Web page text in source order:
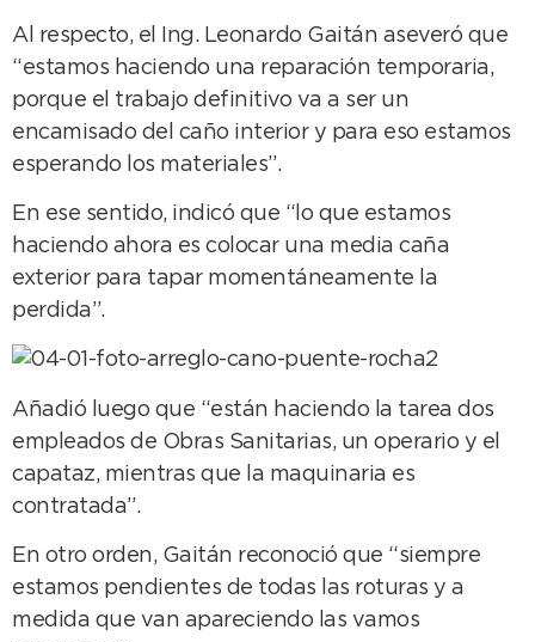
Al respecto, el Ing. Leonardo Gaitán aseveró que
“estamos haciendo una reparación temporaria,
porque el trabajo definitivo va a ser un
encamisado del caño interior y para eso estamos
esperando los materiales”.
En ese sentido, indicó que “lo que estamos
haciendo ahora es colocar una media caña
exterior para tapar momentáneamente la
perdida”.
Añadió luego que “están haciendo la tarea dos
empleados de Obras Sanitarias, un operario y el
capataz, mientras que la maquinaria es
contratada”.
En otro orden, Gaitán reconoció que “siempre
estamos pendientes de todas las roturas y a
medida que van apareciendo las vamos